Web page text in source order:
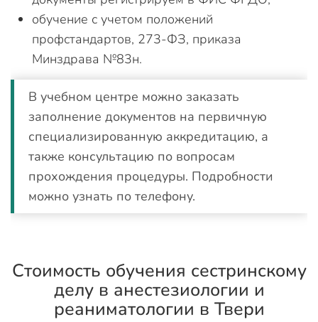
обучение с учетом положений
профстандартов, 273-ФЗ, приказа
Минздрава №83н.
В учебном центре можно заказать
заполнение документов на первичную
специализированную аккредитацию, а
также консультацию по вопросам
прохождения процедуры. Подробности
можно узнать по телефону.
Стоимость обучения сестринскому
делу в анестезиологии и
реаниматологии в Твери